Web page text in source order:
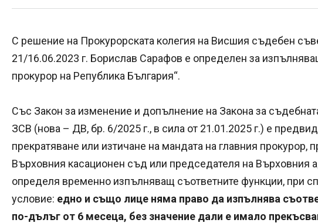
С решение на Прокурорската колегия на Висшия съдебен
21/16.06.2023 г. Борислав Сарафов е определен за
прокурор на Република България“.
Със Закон за изменение и допълнение на Закона за
ЗСВ (нова – ДВ, бр. 6/2025 г., в сила от 21.01.2025 г.) е
прекратяване или изтичане на мандата на главния прокурор,
Върховния касационен съд или председателя на Върховния
определя временно изпълняващ съответните функции, при
условие: едно и също лице няма право да изпълнява
по-дълъг от 6 месеца, без значение дали е имало